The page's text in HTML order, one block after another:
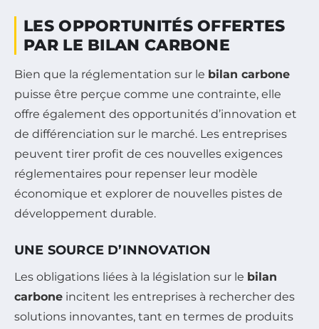
LES OPPORTUNITÉS OFFERTES
PAR LE BILAN CARBONE
Bien que la réglementation sur le bilan carbone
puisse être perçue comme une contrainte, elle
offre également des opportunités d’innovation et
de différenciation sur le marché. Les entreprises
peuvent tirer profit de ces nouvelles exigences
réglementaires pour repenser leur modèle
économique et explorer de nouvelles pistes de
développement durable.
UNE SOURCE D’INNOVATION
Les obligations liées à la législation sur le bilan
carbone incitent les entreprises à rechercher des
solutions innovantes, tant en termes de produits